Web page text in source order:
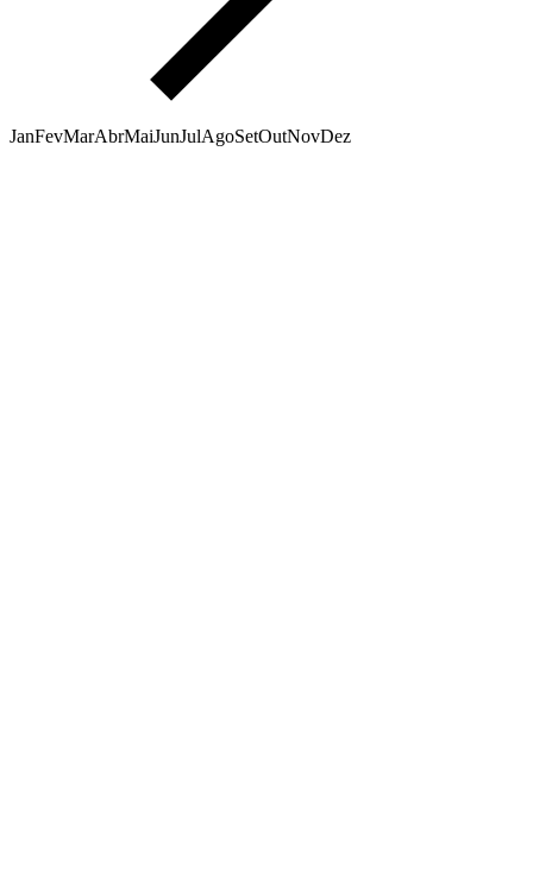
JanFevMarAbrMaiJunJulAgoSetOutNovDez